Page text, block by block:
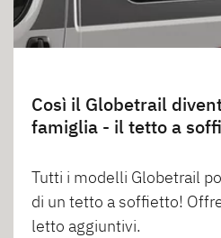
Così il Globetrail
famiglia - il tetto a
Tutti i modelli Globetrail
di un tetto a soffietto!
letto aggiuntivi.